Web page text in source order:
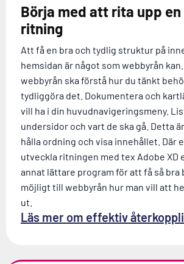
Börja med att rita upp en
ritning
Att få en bra och tydlig struktur på
hemsidan är något som webbyrån
webbyrån ska förstå hur du tänkt
tydliggöra det. Dokumentera och
vill ha i din huvudnavigeringsmeny.
undersidor och vart de ska gå. Detta
hålla ordning och visa innehållet. Där
utveckla ritningen med tex Adobe XD
annat lättare program för att få så bra
möjligt till webbyrån hur man vill att
ut.
Läs mer om effektiv